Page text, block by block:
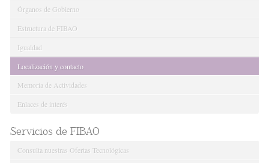
Órganos de Gobierno
Estructura de FIBAO
Igualdad
Localización y contacto
Memoria de Actividades
Enlaces de interés
Servicios de FIBAO
Consulta nuestras Ofertas Tecnológicas